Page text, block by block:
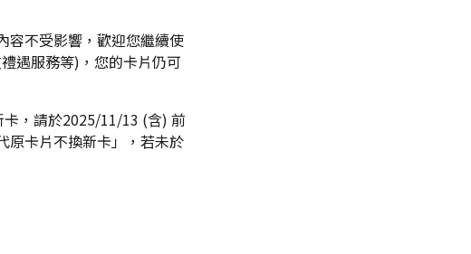
容不受影響，歡迎您繼續使
遇服務等)，您的卡片仍可
，請於2025/11/13 (含) 前
原卡片不換新卡」，若未於